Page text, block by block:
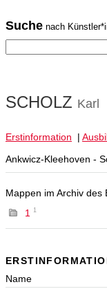
Suche nach
SCHOLZ Karl
Erstinformation |
Ankwicz-Kleehoven -
Mappen im Archiv des
1
1
Name